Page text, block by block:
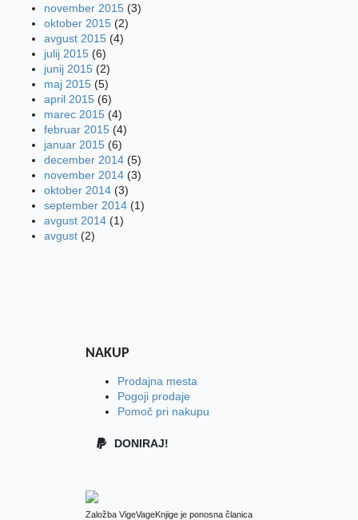
november 2015 (3)
oktober 2015 (2)
avgust 2015 (4)
julij 2015 (6)
junij 2015 (2)
maj 2015 (5)
april 2015 (6)
marec 2015 (4)
februar 2015 (4)
januar 2015 (6)
december 2014 (5)
november 2014 (3)
oktober 2014 (3)
september 2014 (1)
avgust 2014 (1)
avgust (2)
NAKUP
Prodajna mesta
Pogoji prodaje
Pomoč pri nakupu
DONIRAJ!
Založba VigeVageKnjige je ponosna članica